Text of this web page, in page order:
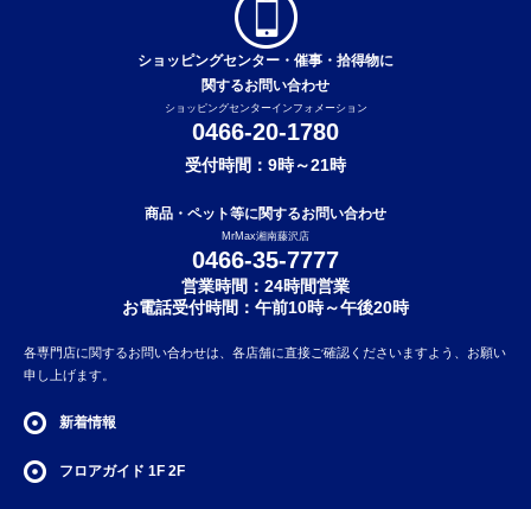
ショッピングセンター・催事・拾得物に
関するお問い合わせ
ショッピングセンターインフォメーション
0466-20-1780
受付時間：9時～21時
商品・ペット等に関するお問い合わせ
MrMax湘南藤沢店
0466-35-7777
営業時間：24時間営業
お電話受付時間：午前10時～午後20時
各専門店に関するお問い合わせは、各店舗に直接ご確認くださいますよう、お願い
申し上げます。
新着情報
フロアガイド 1F 2F